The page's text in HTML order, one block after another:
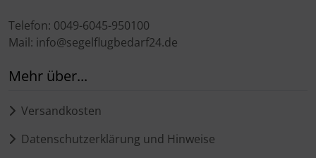
Telefon: 0049-6045-950100
Mail: info@segelflugbedarf24.de
Mehr über...
Versandkosten
Datenschutzerklärung und Hinweise